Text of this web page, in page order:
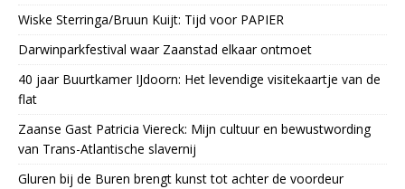
Wiske Sterringa/Bruun Kuijt: Tijd voor PAPIER
Darwinparkfestival waar Zaanstad elkaar ontmoet
40 jaar Buurtkamer IJdoorn: Het levendige visitekaartje van de
flat
Zaanse Gast Patricia Viereck: Mijn cultuur en bewustwording
van Trans-Atlantische slavernij
Gluren bij de Buren brengt kunst tot achter de voordeur